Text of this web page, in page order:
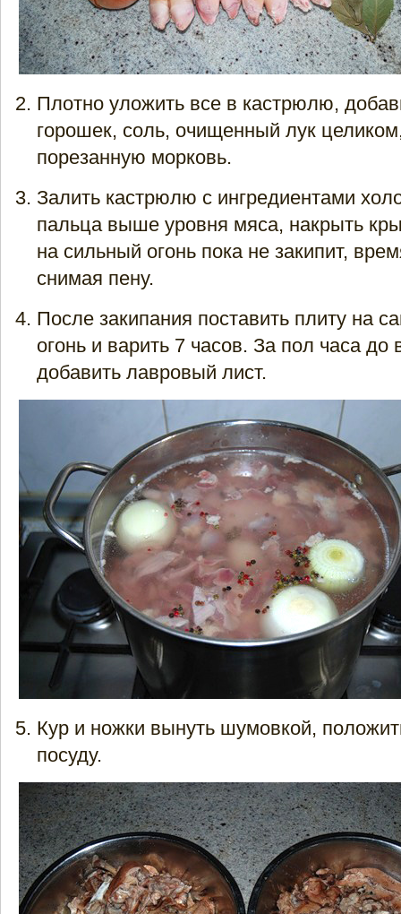
Плотно уложить все в кастрюлю,
горошек, соль, очищенный лук
порезанную морковь.
Залить кастрюлю с ингредиентами
пальца выше уровня мяса, накрыть
на сильный огонь пока не закипит,
снимая пену.
После закипания поставить плиту на
огонь и варить 7 часов. За пол часа
добавить лавровый лист.
Кур и ножки вынуть шумовкой,
посуду.